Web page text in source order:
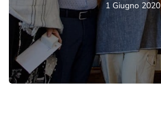
1 Giugno 2020